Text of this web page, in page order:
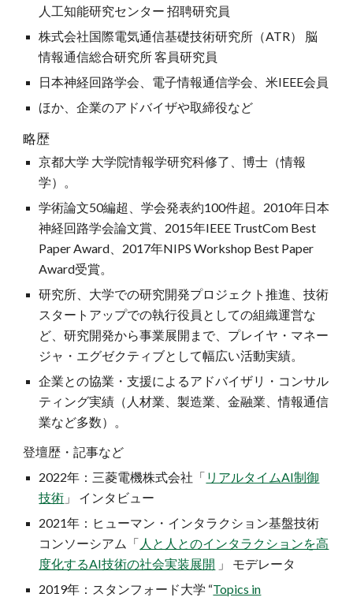
人工知能研究センター 招聘研究員
株式会社国際電気通信基礎技術研究所（ATR） 脳
情報通信総合研究所 客員研究員
日本神経回路学会、電子情報通信学会、米IEEE会員
ほか、企業のアドバイザや取締役など
略歴
京都大学 大学院情報学研究科修了、博士（情報
学）。
学術論文50編超、学会発表約100件超。2010年日本
神経回路学会論文賞、2015年IEEE TrustCom Best
Paper Award、2017年NIPS Workshop Best Paper
Award受賞。
研究所、大学での研究開発プロジェクト推進、技術
スタートアップでの執行役員としての組織運営な
ど、研究開発から事業展開まで、プレイヤ・マネー
ジャ・エグゼクティブとして幅広い活動実績。
企業との協業・支援によるアドバイザリ・コンサル
ティング実績（人材業、製造業、金融業、情報通信
業など多数）。
登壇歴・記事など
2022年：三菱電機株式会社「 リアルタイムAI制御
技術 」 インタビュー
2021年：ヒューマン・インタラクション基盤技術
コンソーシアム「 人と人とのインタラクションを高
度化するAI技術の社会実装展開 」 モデレータ
2019年：スタンフォード大学 “Topics in